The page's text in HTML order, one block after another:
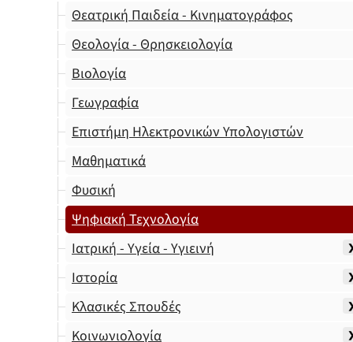
Θεατρική Παιδεία - Κινηματογράφος
Θεολογία - Θρησκειολογία
Βιολογία
Γεωγραφία
Επιστήμη Ηλεκτρονικών Υπολογιστών
Μαθηματικά
Φυσική
Ψηφιακή Τεχνολογία
Ιατρική - Υγεία - Υγιεινή
Ιστορία
Κλασικές Σπουδές
Κοινωνιολογία